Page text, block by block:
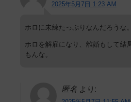
2025年5月7日 1:23 AM
ホロに未練たっぷりなんだろうな。
ホロを解雇になり、離婚もして結
もんな。
匿名 より: